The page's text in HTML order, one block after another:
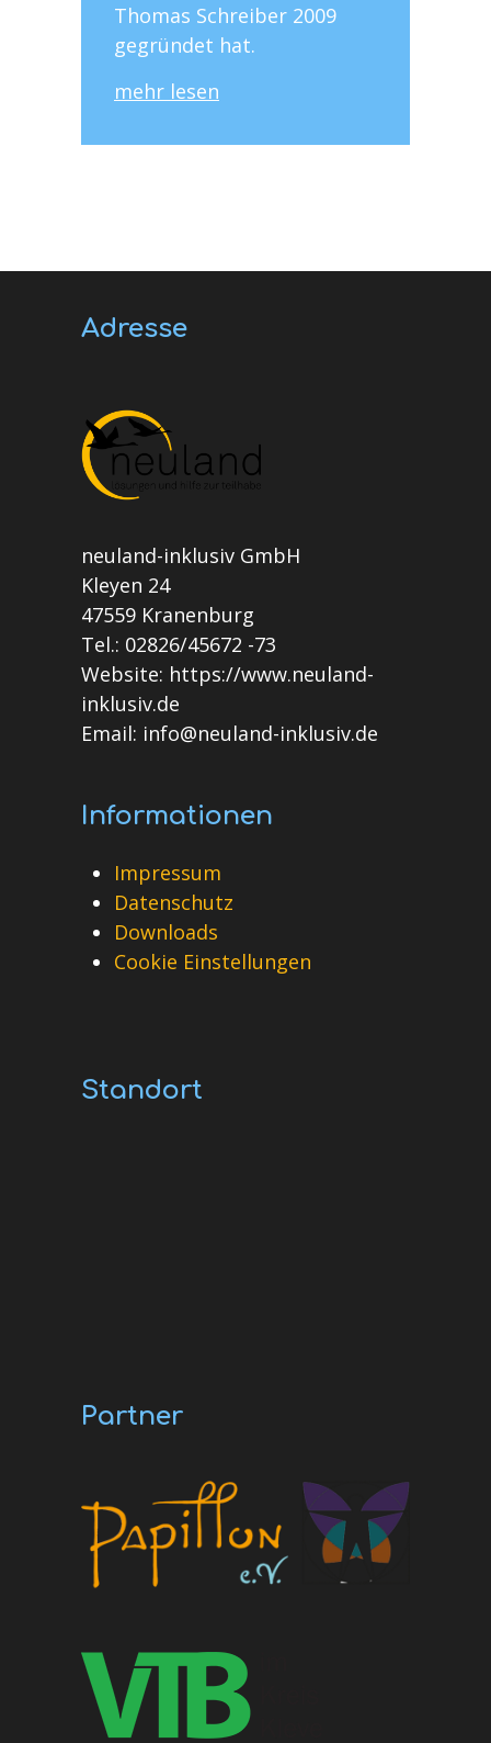
Thomas Schreiber 2009
gegründet hat.
mehr lesen
Adresse
neuland-inklusiv GmbH
Kleyen 24
47559 Kranenburg
Tel.: 02826/45672 -73
Website: https://www.neuland-
inklusiv.de
Email: info@neuland-inklusiv.de
Informationen
Impressum
Datenschutz
Downloads
Cookie Einstellungen
Standort
Partner